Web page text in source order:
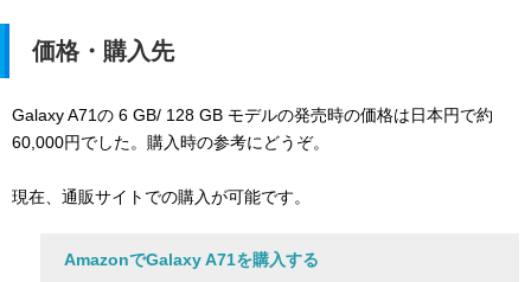
価格・購入先
Galaxy A71の 6 GB/ 128 GB モデルの発売時の価格は日本円で約
60,000円でした。購入時の参考にどうぞ。
現在、通販サイトでの購入が可能です。
AmazonでGalaxy A71を購入する